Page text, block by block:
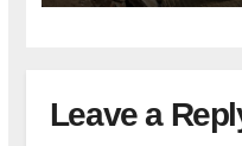
Leave a